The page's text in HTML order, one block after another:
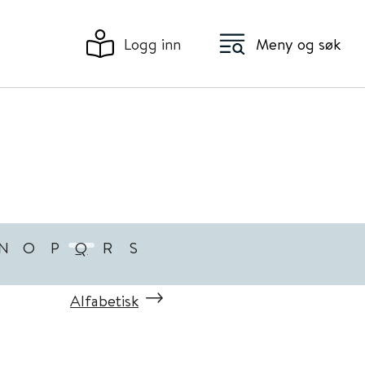
Logg inn Meny og søk
O P Q R S
Alfabetisk